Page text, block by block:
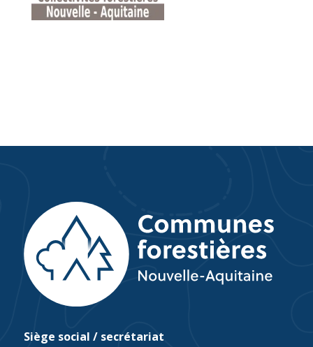
Siège social / secrétariat